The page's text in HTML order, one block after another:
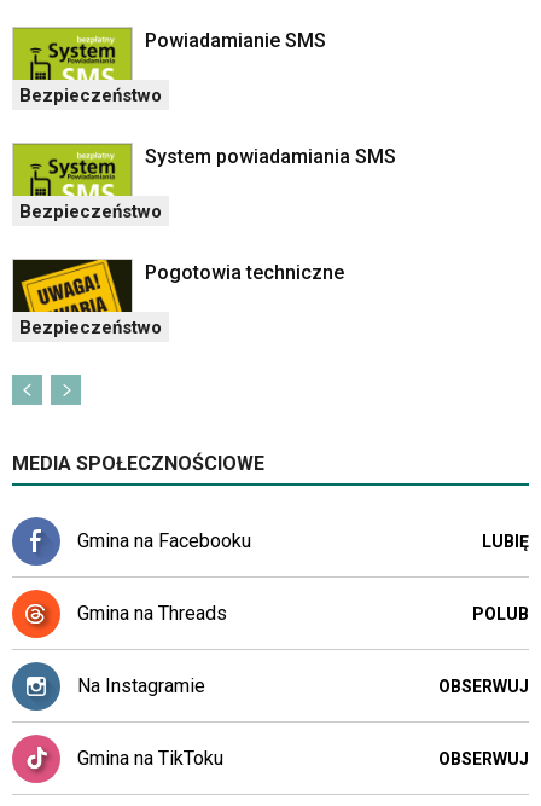
Bezpieczeństwo
Powiadamianie SMS
Bezpieczeństwo
System powiadamiania SMS
Bezpieczeństwo
Pogotowia techniczne
MEDIA SPOŁECZNOŚCIOWE
Gmina na Facebooku LUBIĘ
Gmina na Threads POLUB
Na Instagramie OBSERWUJ
Gmina na TikToku OBSERWUJ